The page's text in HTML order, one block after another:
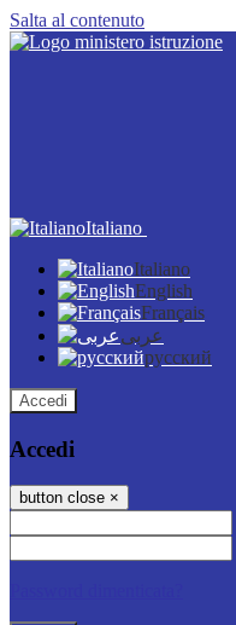
Salta al contenuto
Italiano
Italiano
English
Français
عربى
русский
Accedi
Accedi
button close ×